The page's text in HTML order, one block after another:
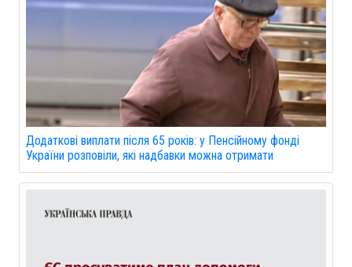
Додаткові виплати після 65 років: у Пенсійному фонді
України розповіли, які надбавки можна отримати